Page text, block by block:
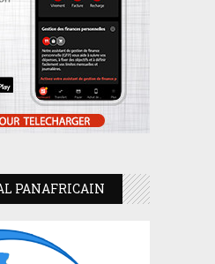
PANAFRICAIN